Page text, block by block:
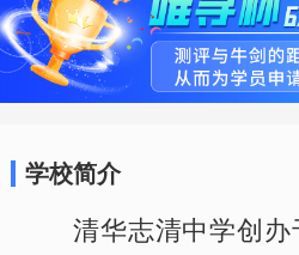
学校简介
清华志清中学创